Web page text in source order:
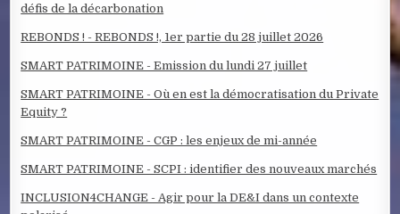
défis de la décarbonation
REBONDS ! - REBONDS !, 1er partie du 28 juillet 2026
SMART PATRIMOINE - Emission du lundi 27 juillet
SMART PATRIMOINE - Où en est la démocratisation du Private
Equity ?
SMART PATRIMOINE - CGP : les enjeux de mi-année
SMART PATRIMOINE - SCPI : identifier des nouveaux marchés
INCLUSION4CHANGE - Agir pour la DE&I dans un contexte